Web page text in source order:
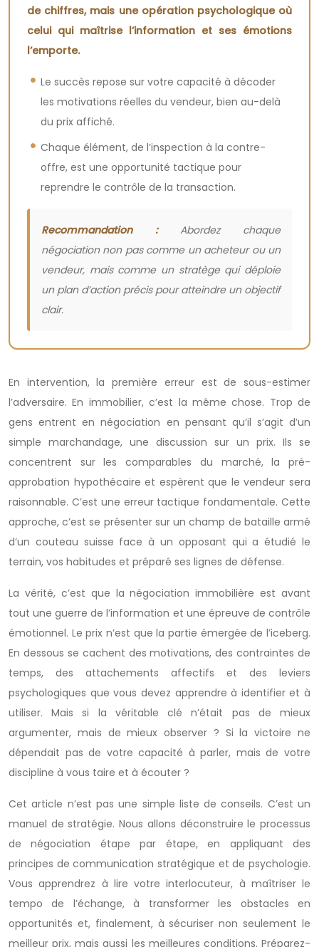
de chiffres, mais une opération psychologique où
celui qui maîtrise l’information et ses émotions
l’emporte.
Le succès repose sur votre capacité à décoder
les motivations réelles du vendeur, bien au-delà
du prix affiché.
Chaque élément, de l’inspection à la contre-
offre, est une opportunité tactique pour
reprendre le contrôle de la transaction.
Recommandation :Abordez chaque
négociation non pas comme un acheteur ou un
vendeur, mais comme un stratège qui déploie
un plan d’action précis pour atteindre un objectif
clair.
En intervention, la première erreur est de sous-estimer
l’adversaire. En immobilier, c’est la même chose. Trop de
gens entrent en négociation en pensant qu’il s’agit d’un
simple marchandage, une discussion sur un prix. Ils se
concentrent sur les comparables du marché, la pré-
approbation hypothécaire et espèrent que le vendeur sera
raisonnable. C’est une erreur tactique fondamentale. Cette
approche, c’est se présenter sur un champ de bataille armé
d’un couteau suisse face à un opposant qui a étudié le
terrain, vos habitudes et préparé ses lignes de défense.
La vérité, c’est que la négociation immobilière est avant
tout une guerre de l’information et une épreuve de contrôle
émotionnel. Le prix n’est que la partie émergée de l’iceberg.
En dessous se cachent des motivations, des contraintes de
temps, des attachements affectifs et des leviers
psychologiques que vous devez apprendre à identifier et à
utiliser. Mais si la véritable clé n’était pas de mieux
argumenter, mais de mieux observer ? Si la victoire ne
dépendait pas de votre capacité à parler, mais de votre
discipline à vous taire et à écouter ?
Cet article n’est pas une simple liste de conseils. C’est un
manuel de stratégie. Nous allons déconstruire le processus
de négociation étape par étape, en appliquant des
principes de communication stratégique et de psychologie.
Vous apprendrez à lire votre interlocuteur, à maîtriser le
tempo de l’échange, à transformer les obstacles en
opportunités et, finalement, à sécuriser non seulement le
meilleur prix, mais aussi les meilleures conditions. Préparez-